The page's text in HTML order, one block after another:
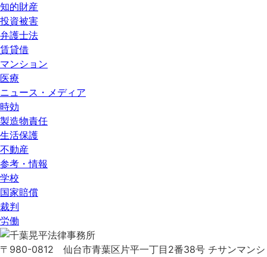
知的財産
投資被害
弁護士法
賃貸借
マンション
医療
ニュース・メディア
時効
製造物責任
生活保護
不動産
参考・情報
学校
国家賠償
裁判
労働
〒980-0812 仙台市青葉区片平一丁目2番38号 チサンマンシ